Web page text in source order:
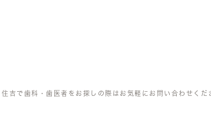
住吉で歯科・歯医者をお探しの際はお気軽にお問い合わせくだ